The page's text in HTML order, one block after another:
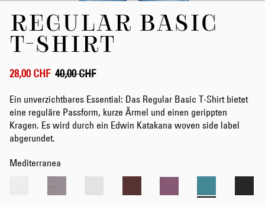
Anfang
Bildergalerie
springen
REGULAR BASIC
T-SHIRT
28,00 CHF 40,00 CHF
Ein unverzichtbares Essential: Das Regular Basic T-Shirt bietet
eine reguläre Passform, kurze Ärmel und einen gerippten
Kragen. Es wird durch ein Edwin Katakana woven side label
abgerundet.
Mediterranea